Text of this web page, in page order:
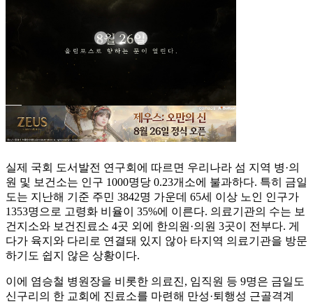
실제 국회 도서발전 연구회에 따르면 우리나라 섬 지역 병·의
원 및 보건소는 인구 1000명당 0.23개소에 불과하다. 특히 금일
도는 지난해 기준 주민 3842명 가운데 65세 이상 노인 인구가
1353명으로 고령화 비율이 35%에 이른다. 의료기관의 수는 보
건지소와 보건진료소 4곳 외에 한의원·의원 3곳이 전부다. 게
다가 육지와 다리로 연결돼 있지 않아 타지역 의료기관을 방문
하기도 쉽지 않은 상황이다.
이에 염승철 병원장을 비롯한 의료진, 임직원 등 9명은 금일도
신구리의 한 교회에 진료소를 마련해 만성·퇴행성 근골격계